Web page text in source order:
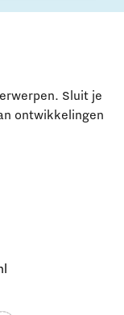
Sluit je
ontwikkelingen